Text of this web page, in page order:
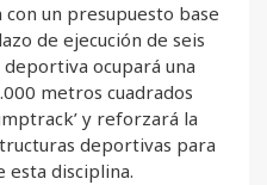
con un presupuesto base
de ejecución de seis
deportiva ocupará una
metros cuadrados
y reforzará la
deportivas para
esta disciplina.